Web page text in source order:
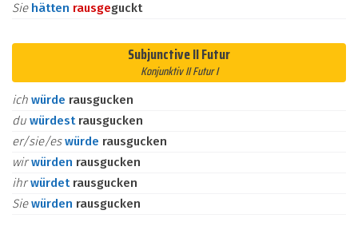
Sie hätten rausgeguckt
Subjunctive II Futur
Konjunktiv II Futur I
ich würde rausgucken
du würdest rausgucken
er/sie/eswürde rausgucken
wirwürden rausgucken
ihrwürdet rausgucken
Siewürden rausgucken